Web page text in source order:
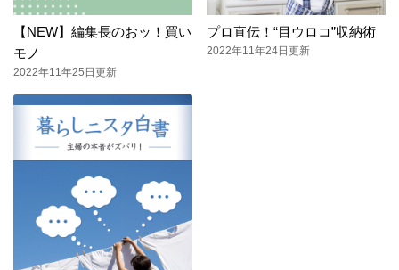
【NEW】編集長のおッ！買い
モノ
2022年11年25日更新
プロ直伝！“目ウロコ”収納術
2022年11年24日更新